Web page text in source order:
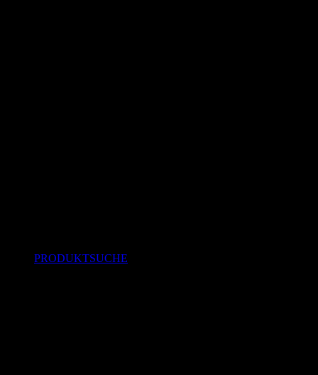
PRODUKTSUCHE